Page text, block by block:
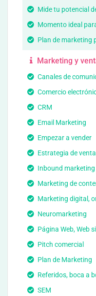
Mide tu potencial
Momento ideal
Plan de marketing
Marketing y
Canales de
Comercio
CRM
Email Marketing
Empezar a vender
Estrategia de venta
Inbound marketing
Marketing de
Marketing digital,
Neuromarketing
Página Web, Web
Pitch comercial
Plan de Marketing
Referidos, boca a
SEM